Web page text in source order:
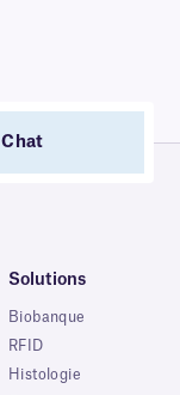
Chat
Solutions
Biobanque
RFID
Histologie